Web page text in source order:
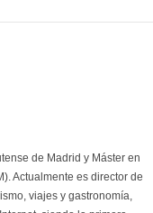
de Madrid y Máster en
Actualmente es director de
viajes y gastronomía,